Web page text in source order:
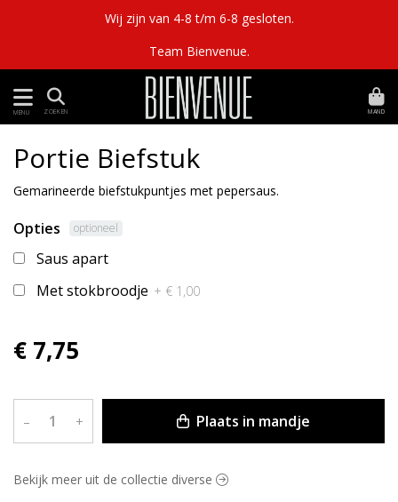
Wij zijn van 4-8 t/m 6-8 gesloten.
Team Bienvenue.
MENU ZOEKEN MAND
Portie Biefstuk
Gemarineerde biefstukpuntjes met pepersaus.
Opties optioneel
Saus apart
Met stokbroodje + € 1,00
€ 7,75
– + Plaats in mandje
Bekijk meer uit de collectie diverse